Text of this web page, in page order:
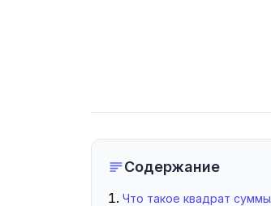
Содержание
Что такое квадрат суммы